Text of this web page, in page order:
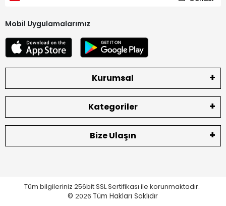
Mobil Uygulamalarımız
Kurumsal
Kategoriler
Bize Ulaşın
Tüm bilgileriniz 256bit SSL Sertifikası ile korunmaktadır.
©2026 Tüm Hakları Saklıdır